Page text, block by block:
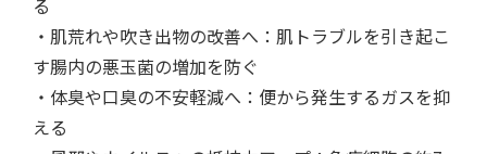
・肌荒れや吹き出物の改善へ：肌トラブルを引き起こ
す腸内の悪玉菌の増加を防ぐ
・体臭や口臭の不安軽減へ：便から発生するガスを抑
える